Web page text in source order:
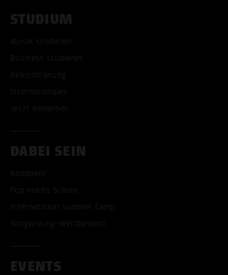
STUDIUM
Musik studieren
Business studieren
Akkreditierung
Internationales
Jetzt bewerben
DABEI SEIN
Bandpool
Pop macht Schule
International Summer Camp
Songwriting-Wettbewerb
EVENTS